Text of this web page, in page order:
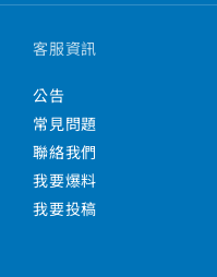
客服資訊
公告
常見問題
聯絡我們
我要爆料
我要投稿